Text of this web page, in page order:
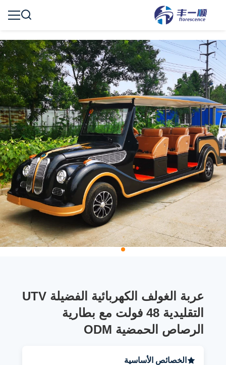
عربة الغولف الكهربائية الفضيلة UTV
التقليدية 48 فولت مع بطارية
الرصاص الحمضية ODM
الخصائص الأساسية